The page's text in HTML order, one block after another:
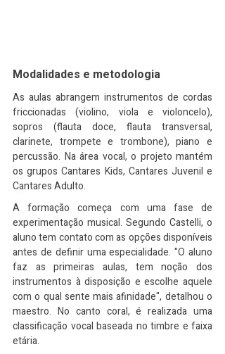
Modalidades e metodologia
As aulas abrangem instrumentos de cordas
friccionadas (violino, viola e violoncelo),
sopros (flauta doce, flauta transversal,
clarinete, trompete e trombone), piano e
percussão. Na área vocal, o projeto mantém
os grupos Cantares Kids, Cantares Juvenil e
Cantares Adulto.
A formação começa com uma fase de
experimentação musical. Segundo Castelli, o
aluno tem contato com as opções disponíveis
antes de definir uma especialidade. "O aluno
faz as primeiras aulas, tem noção dos
instrumentos à disposição e escolhe aquele
com o qual sente mais afinidade", detalhou o
maestro. No canto coral, é realizada uma
classificação vocal baseada no timbre e faixa
etária.